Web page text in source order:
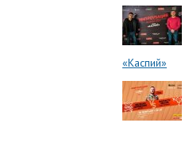
«Каспий»